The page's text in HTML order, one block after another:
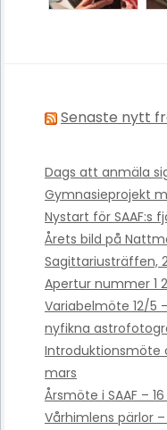
Senaste nytt
Dags att anmäla
Gymnasieprojekt
Nystart för SAAF:s
Årets bild på
Sagittariusträffen,
Apertur nummer 1
Variabelmöte 12/5
nyfikna
Introduktionsmöte
mars
Årsmöte i SAAF –
Vårhimlens pärlor